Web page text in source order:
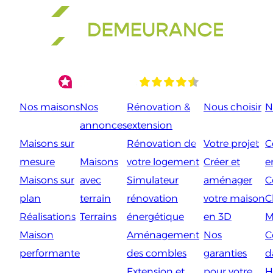
Nos maisons
Maisons sur
mesure
Maisons sur
plan
Réalisations
Maison
performante
Nos
annonces
Maisons
avec
terrain
Terrains
Rénovation &
extension
Rénovation de
votre logement
Simulateur
rénovation
énergétique
Aménagement
des combles
Nous choisir
Votre projet
Créer et
aménager
votre maison
en 3D
Nos
garanties